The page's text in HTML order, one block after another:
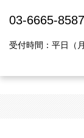
03-6665-8587
受付時間：平日（